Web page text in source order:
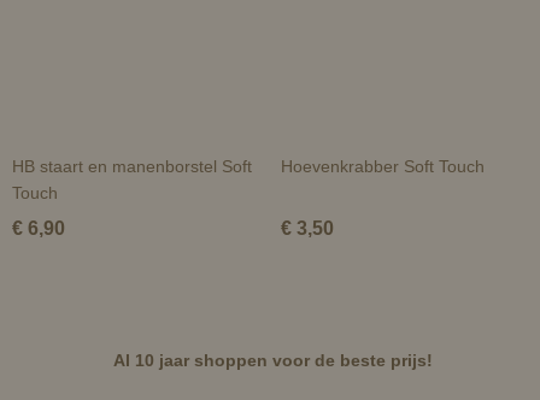
HB staart en manenborstel Soft
Touch
€ 6,90
Hoevenkrabber Soft Touch
€ 3,50
Al 10 jaar shoppen voor de beste prijs!